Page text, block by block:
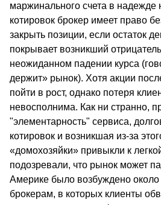
маржинального счета в надежде
котировок брокер имеет право
закрыть позиции, если остаток
покрывает возникший
неожиданном падении курса
держит» рынок). Хотя акции
пойти в рост, однако потеря
невосполнима. Как ни странно,
"элементарность" сервиса,
котировок и возникшая из-за
«домохозяйки» привыкли к
подозревали, что рынок может
Америке было возбуждено около
брокерам, в которых клиенты